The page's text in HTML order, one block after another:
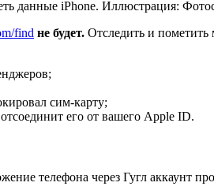
данные iPhone. Иллюстрация:
find не будет. Отследить и пометить
сим-карту;
его от вашего Apple ID.
телефона через Гугл аккаунт